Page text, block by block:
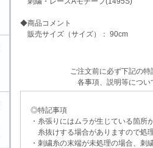
◆商品コメント
販売サイズ（サイズ）： 90cm
ご注文前に必ず下記の
各事項、説明等につい
◎特記事項
・糸張りにはムラが生じている箇所
糸抜けする場合がありますので処
・刺繍糸の末端が未処理の場合、刺